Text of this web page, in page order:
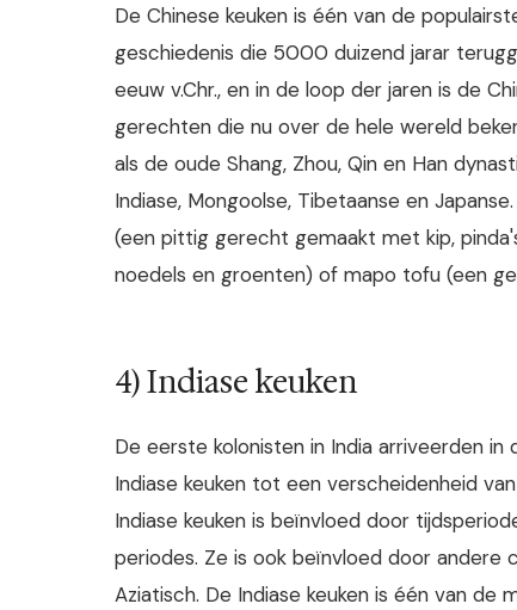
De Chinese keuken is één van de
geschiedenis die 5000 duizend jarar
eeuw v.Chr., en in de loop der jaren is de
gerechten die nu over de hele wereld
als de oude Shang, Zhou, Qin en Han
Indiase, Mongoolse, Tibetaanse en
(een pittig gerecht gemaakt met kip,
noedels en groenten) of mapo tofu (een
4) Indiase keuken
De eerste kolonisten in India arriveerden
Indiase keuken tot een verscheidenheid
Indiase keuken is beïnvloed door
periodes. Ze is ook beïnvloed door andere
Aziatisch. De Indiase keuken is één van